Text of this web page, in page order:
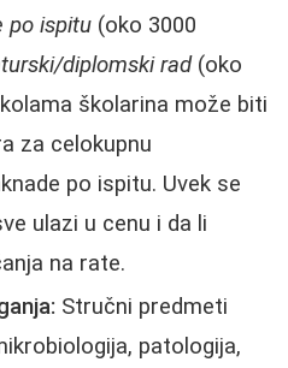
po ispitu (oko 3000
diplomski rad(oko
školarina može biti
za celokupnu
po ispitu. Uvek se
ulazi u cenu i da li
na rate.
Stručni predmeti
patologija,